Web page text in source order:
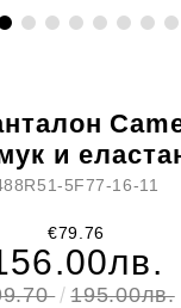
и
5F77-16-11
€79.76
195.00лв.